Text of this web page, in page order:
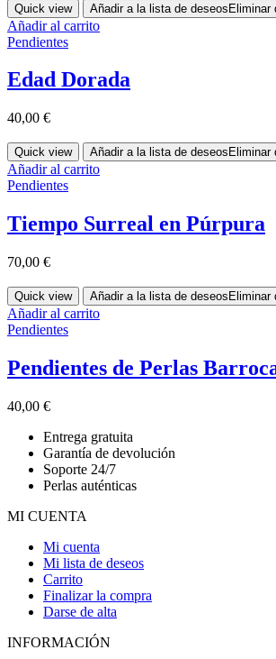
Quick view Añadir a la lista de deseosEliminar
Añadir al carrito
Pendientes
Edad Dorada
40,00 €
Quick view Añadir a la lista de deseos Eliminar
Añadir al carrito
Pendientes
Tiempo Surreal en Púrpura
70,00 €
Quick view Añadir a la lista de deseos Eliminar
Añadir al carrito
Pendientes
Pendientes de Perlas
40,00 €
Entrega gratuita
Garantía de devolución
Soporte 24/7
Perlas auténticas
MI CUENTA
Mi cuenta
Mi lista de deseos
Carrito
Finalizar la compra
Darse de alta
INFORMACIÓN